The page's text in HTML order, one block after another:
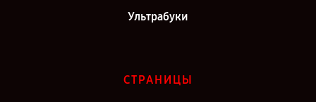
Ультрабуки
СТРАНИЦЫ